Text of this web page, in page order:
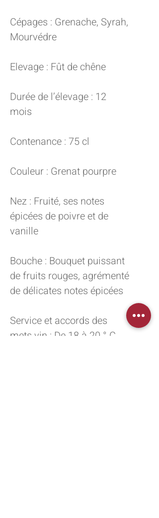
Cépages : Grenache, Syrah,
Mourvédre
Elevage : Fût de chêne
Durée de l’élevage : 12
mois
Contenance : 75 cl
Couleur : Grenat pourpre
Nez : Fruité, ses notes
épicées de poivre et de
vanille
Bouche : Bouquet puissant
de fruits rouges, agrémenté
de délicates notes épicées
Service et accords des
mets vin : De 18 à 20 ° C.